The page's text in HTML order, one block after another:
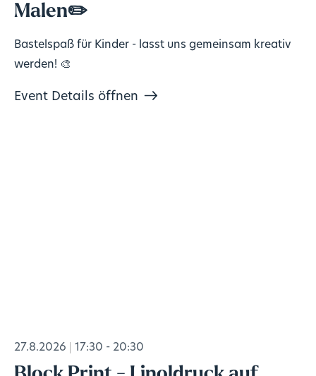
Malen✏️
Bastelspaß für Kinder - lasst uns gemeinsam kreativ
werden! 🎨
Event Details öffnen
27.8.2026 17:30 - 20:30